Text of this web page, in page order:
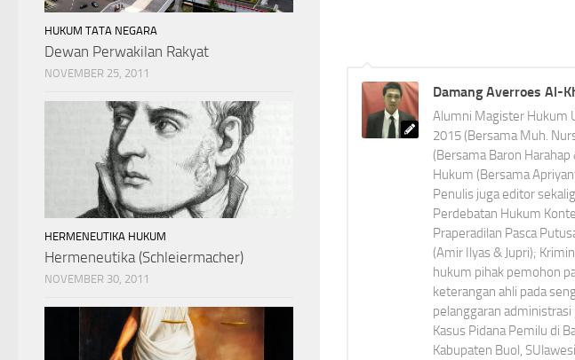
Damang Averroes Al-
Alumni Magister Hukum
2015 (Bersama Muh.
(Bersama Baron
Hukum (Bersama
Penulis juga editor
Perdebatan Hukum
Praperadilan Pasca
(Amir Ilyas & Jupri);
hukum pihak pemohon
keterangan ahli pada
pelanggaran
Kasus Pidana Pemilu di
Kabupaten Buol,
HUKUM TATA NEGARA
Dewan Perwakilan Rakyat
NOVEMBER 25, 2011
HERMENEUTIKA HUKUM
Hermeneutika (Schleiermacher)
NOVEMBER 30, 2011